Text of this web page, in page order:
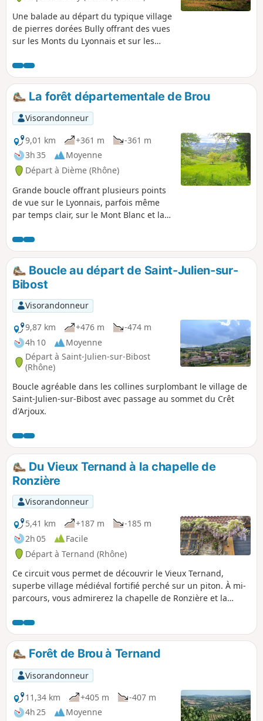
Une balade au départ du typique village
de pierres dorées Bully offrant des vues
sur les Monts du Lyonnais et sur les
La forêt départementale de Brou
Visorandonneur
9,01 km
+361 m
-361 m
3h 35
Moyenne
Départ à Dième (Rhône)
Grande boucle offrant plusieurs points
de vue sur le Lyonnais, parfois même
par temps clair, sur le Mont Blanc et la
également le Beaujolais des Pierres
Dorées (Oingt, Le Bois d'Oingt, Moirée...)
ainsi qu'une partie des Montagnes de
Tarare. Pas de grandes difficultés à
prévoir, l'itinéraire passe sur des pistes
forestières, des sentiers et une petite
partie goudronnée (D629, très faible
circulation).
Boucle au départ de Saint-Julien-sur-
Bibost
Visorandonneur
9,87 km
+476 m
-474 m
4h 10
Moyenne
Départ à Saint-Julien-sur-Bibost
(Rhône)
Boucle agréable dans les collines surplombant le village de
Saint-Julien-sur-Bibost avec passage au sommet du Crêt
d'Arjoux.
Du Vieux Ternand à la chapelle de
Ronzière
Visorandonneur
5,41 km
+187 m
-185 m
2h 05
Facile
Départ à Ternand (Rhône)
Ce circuit vous permet de découvrir le Vieux Ternand,
superbe village médiéval fortifié perché sur un piton. À mi-
parcours, vous admirerez la chapelle de Ronzière et la
nénuphars. Ce circuit peut compléter la très intéressante
Boucle du patrimoine par Ternand, Saint-Paule et Saint-
Laurent d'Oingt. Partir du Vieux Ternand permet de le
visiter tranquillement après la randonnée. Ce piton
rocheux, vous pourrez le repérer au loin si vous faites
d'autres randonnées aux alentours.
Forêt de Brou à Ternand
Visorandonneur
11,34 km
+405 m
-407 m
4h 25
Moyenne